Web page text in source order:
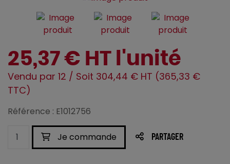
25,37 € HT l'unité
Vendu par 12 / Soit 304,44 € HT (365,33 €
TTC)
Référence : E1012756
Je commande PARTAGER